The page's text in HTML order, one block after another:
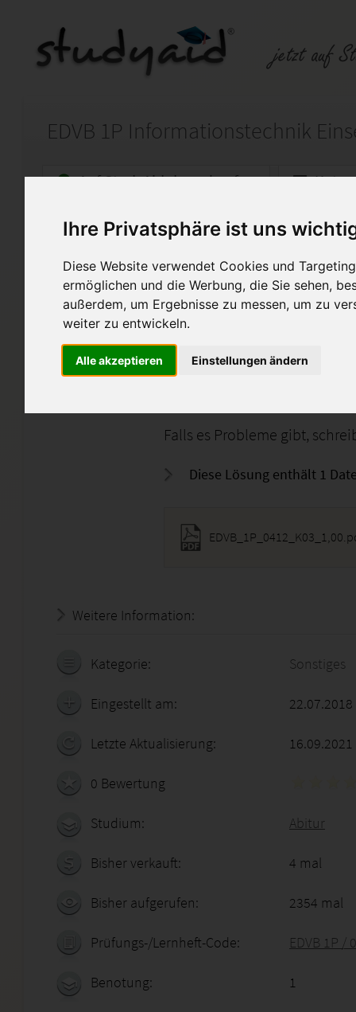
Ihre Privatsphäre ist uns
Diese Website verwendet Cookies und
ermöglichen und die Werbung, die Sie sehen,
außerdem, um Ergebnisse zu messen, um zu
weiter zu entwickeln.
Alle akzeptieren Einstellungen ändern
Auf StudyAid.de verkaufen
Startseite Sonstiges
EDVB 1P, Grundlagen
Verkauf einer
Heft-Code: EDVB 1P / 0412
Note: 1,00
Falls es Probleme gibt,
Diese Lösung enthält 1
Weitere Information:
Kategorie: Sonstiges
Eingestellt am:
Letzte Aktualisierung: 16.09.2021
0 Bewertung
Studium: Abitur
Bisher verkauft: 4 mal
Bisher aufgerufen: 2354 mal
Prüfungs-/Lernheft-Code: EDVB 1P /
Benotung: 1